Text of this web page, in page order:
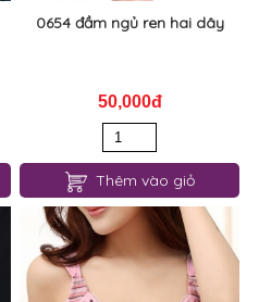
0654 đầm ngủ ren hai dây
50,000đ
Thêm vào giỏ